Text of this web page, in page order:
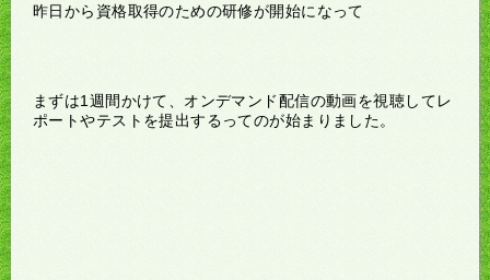
昨日から資格取得のための研修が開始になって
まずは1週間かけて、オンデマンド配信の動画を視聴してレ
ポートやテストを提出するってのが始まりました。